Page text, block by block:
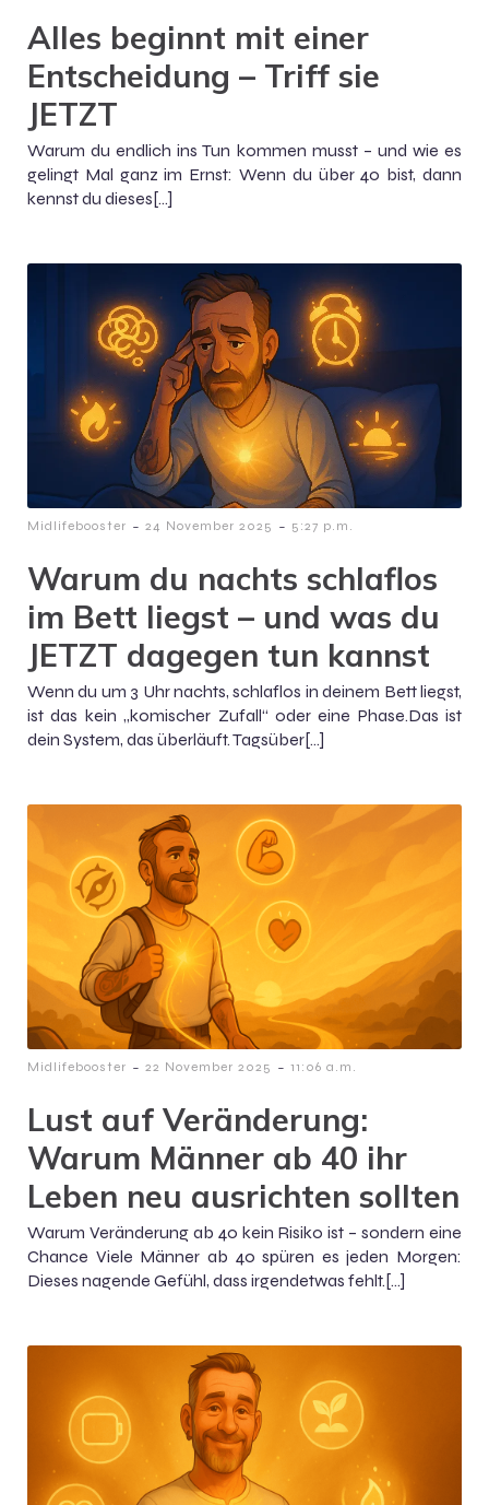
Alles beginnt mit einer
Entscheidung – Triff sie
JETZT
Warum du endlich ins Tun kommen musst – und wie es
gelingt Mal ganz im Ernst: Wenn du über 40 bist, dann
kennst du dieses[…]
Midlifebooster - 24 November 2025 - 5:27 p.m.
Warum du nachts schlaflos
im Bett liegst – und was du
JETZT dagegen tun kannst
Wenn du um 3 Uhr nachts, schlaflos in deinem Bett liegst,
ist das kein „komischer Zufall“ oder eine Phase.Das ist
dein System, das überläuft. Tagsüber[…]
Midlifebooster - 22 November 2025 - 11:06 a.m.
Lust auf Veränderung:
Warum Männer ab 40 ihr
Leben neu ausrichten sollten
Warum Veränderung ab 40 kein Risiko ist – sondern eine
Chance Viele Männer ab 40 spüren es jeden Morgen:
Dieses nagende Gefühl, dass irgendetwas fehlt.[…]